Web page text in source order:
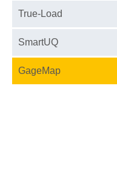
True-Load
SmartUQ
GageMap